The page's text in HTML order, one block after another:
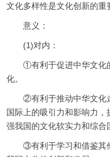
文化多样性是文化创新的重
意义：
(1)对内：
①有利于促进中华文化
化。
②有利于推动中华文化
国际上的吸引力和影响力
强我国的文化软实力和综合
③有利于学习和借鉴其